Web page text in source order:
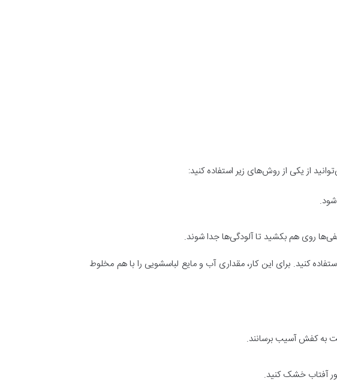
از یکی از روش‌های زیر استفاده کنید:
روی هم بکشید تا آلودگی‌ها جدا شوند.
کنید. برای این کار، مقداری آب و مایع لباسشویی را با هم مخلوط
به کفش آسیب برسانند.
آفتاب خشک کنید.